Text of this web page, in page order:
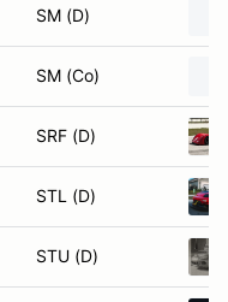
SM (D)
SM (Co)
SRF (D)
STL (D)
STU (D)